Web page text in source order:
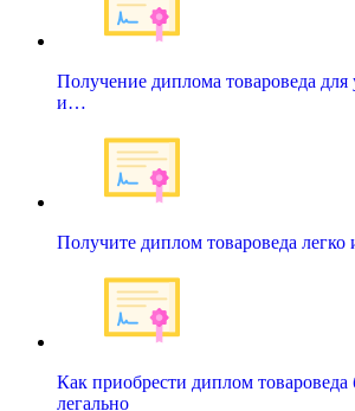
Получение диплома товароведа
и…
Получите диплом товароведа
Как приобрести диплом товароведа
легально